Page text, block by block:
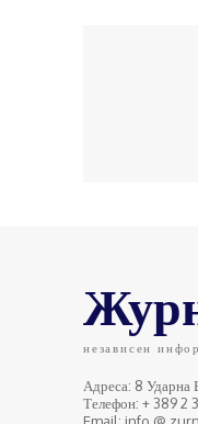
независен
Адреса: 8 Ударна
Телефон: + 389 2